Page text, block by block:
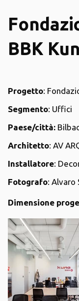
BBK
Progetto:
Segmento: Uffici
Paese/città:
Architetto: AV
Installatore:
Fotografo: Alvaro
Dimensione